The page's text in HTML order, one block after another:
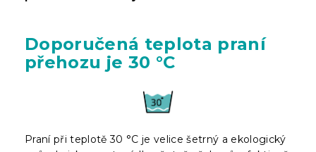
Doporučená teplota praní
přehozu je 30 °C
Praní při teplotě 30 °C je velice šetrný a ekologický